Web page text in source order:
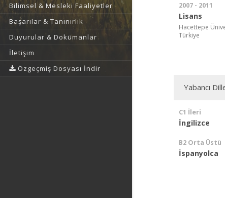
Bilimsel & Mesleki Faaliyetler
Başarılar & Tanınırlık
Duyurular & Dokümanlar
İletişim
Özgeçmiş Dosyası İndir
2007 - 2011
Lisans
Hacettepe
Türkiye
Yabancı
C1 İleri
İngilizce
B2 Orta Üstü
İspanyolca